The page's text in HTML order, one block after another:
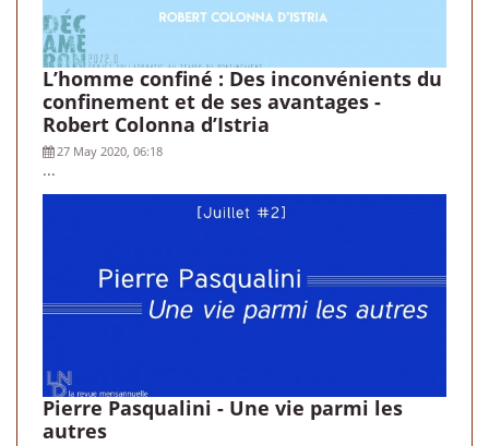
L’homme confiné : Des inconvénients du
confinement et de ses avantages -
Robert Colonna d’Istria
27 May 2020, 06:18
...
Pierre Pasqualini - Une vie parmi les
autres